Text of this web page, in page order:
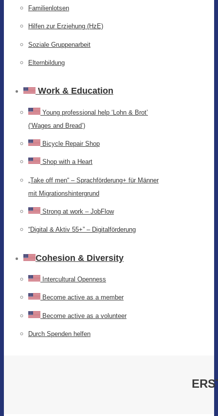
Familienlotsen
Hilfen zur Erziehung (HzE)
Soziale Gruppenarbeit
Elternbildung
Work & Education
Young professional help ‘Lohn & Brot’
(‘Wages and Bread’)
Bicycle Repair Shop
Shop with a Heart
„Take off men“ – Sprachförderung+ für Männer
mit Migrationshintergrund
Strong at work – JobFlow
“Digital & Aktiv 55+” – Digitalförderung
Cohesion & Diversity
Intercultural Openness
Become active as a member
Become active as a volunteer
Durch Spenden helfen